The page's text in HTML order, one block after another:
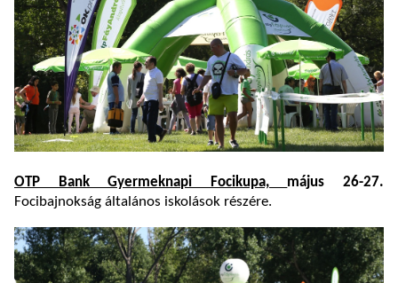
OTP Bank Gyermeknapi Focikupa, május 26-27.
Focibajnokság általános iskolások részére.